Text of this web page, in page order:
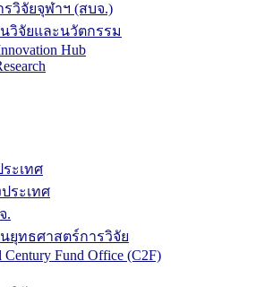
วิจัยจุฬาฯ (สบจ.)
วิจัยและนวัตกรรม
Hub
ะเทศ
ระเทศ
.
ยุทธศาสตร์การวิจัย
Century Fund Office (C2F)